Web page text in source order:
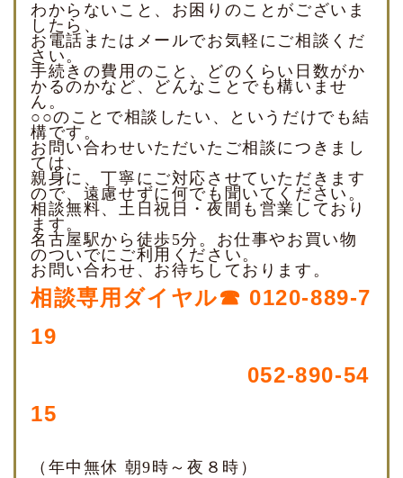
わからないこと、お困りのことがございま
したら、
お電話またはメールでお気軽にご相談くだ
さい。
手続きの費用のこと、どのくらい日数がか
かるのかなど、どんなことでも構いませ
ん。
○○のことで相談したい、というだけでも結
構です。
お問い合わせいただいたご相談につきまし
ては、
親身に、丁寧にご対応させていただきます
ので、遠慮せずに何でも聞いてください。
相談無料、土日祝日・夜間も営業しており
ます。
名古屋駅から徒歩5分。お仕事やお買い物
のついでにご利用ください。
お問い合わせ、お待ちしております。
相談専用ダイヤル☎ 0120-889-7
19
052-890-54
15
（年中無休 朝9時～夜８時）